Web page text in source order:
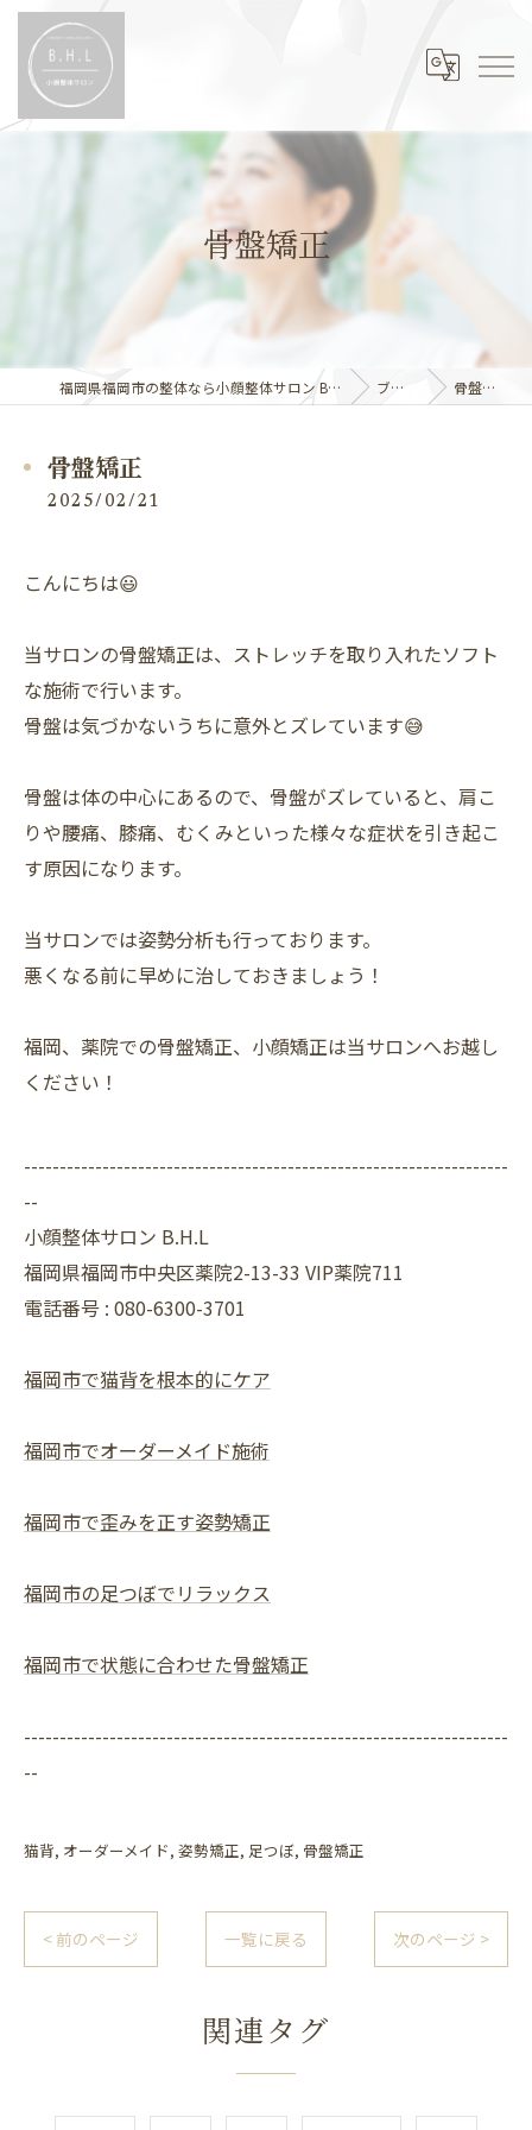
骨盤矯正
福岡県福岡市の整体なら小顔整体サロン B.H.L ブログ 骨盤矯正
骨盤矯正
2025/02/21
こんにちは😃
当サロンの骨盤矯正は、ストレッチを取り入れたソフト
な施術で行います。
骨盤は気づかないうちに意外とズレています😅
骨盤は体の中心にあるので、骨盤がズレていると、肩こ
りや腰痛、膝痛、むくみといった様々な症状を引き起こ
す原因になります。
当サロンでは姿勢分析も行っております。
悪くなる前に早めに治しておきましょう！
福岡、薬院での骨盤矯正、小顔矯正は当サロンへお越し
ください！
--------------------------------------------------------------------
--
小顔整体サロン B.H.L
福岡県福岡市中央区薬院2-13-33 VIP薬院711
電話番号 : 080-6300-3701
福岡市で猫背を根本的にケア
福岡市でオーダーメイド施術
福岡市で歪みを正す姿勢矯正
福岡市の足つぼでリラックス
福岡市で状態に合わせた骨盤矯正
--------------------------------------------------------------------
--
猫背 オーダーメイド 姿勢矯正 足つぼ 骨盤矯正
< 前のページ 一覧に戻る 次のページ >
関連タグ